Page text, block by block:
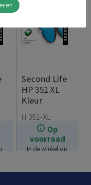
Op
voorraad
In de winkel op
Second Life
HP 351 XL
Kleur
19.99
H 351-XL